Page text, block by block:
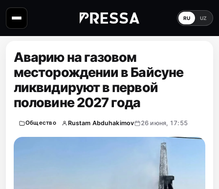
RU UZ
Аварию на газовом
месторождении в Байсуне
ликвидируют в первой
половине 2027 года
Общество Rustam Abduhakimov 26 июня, 17:55